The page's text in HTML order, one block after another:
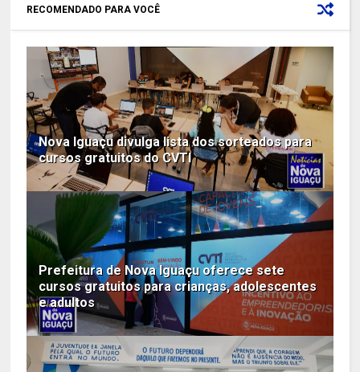
RECOMENDADO PARA VOCÊ
Nova Iguaçu divulga lista dos sorteados para
cursos gratuitos do CVTI
Prefeitura de Nova Iguaçu oferece sete
cursos gratuitos para crianças, adolescentes
e adultos